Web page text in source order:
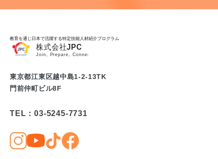
教育を通じ日本で活躍する特定技能人材紹介プログラム
東京都江東区越中島1-2-13TK
門前仲町ビル8F
TEL：03-5245-7731